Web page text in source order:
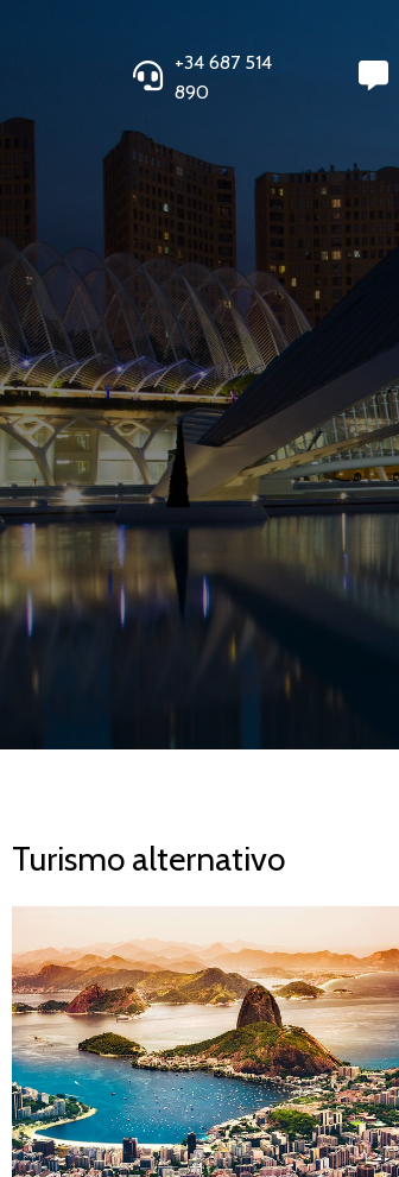
+34 687 514
890
Turismo alternativo